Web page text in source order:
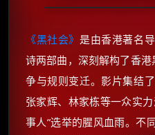
《黑社会》是由香港著名
诗两部曲，深刻解构了香港
争与规则变迁。影片集结
张家辉、林家栋等一众实
事人”选举的腥风血雨。不